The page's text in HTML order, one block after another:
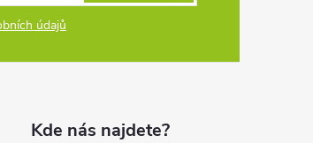
údajů
Kde nás najdete?